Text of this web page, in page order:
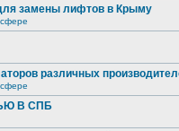
замены лифтов в Крыму
различных
В СПБ